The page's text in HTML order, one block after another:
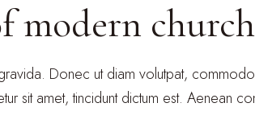
modern
gravida. Donec ut diam volutpat,
sit amet, tincidunt dictum est. Aenean